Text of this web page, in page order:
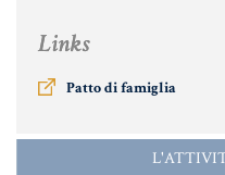
Links
Patto di famiglia